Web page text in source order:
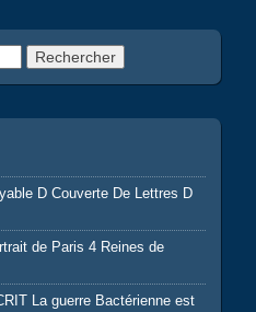
D Couverte De Lettres D
de Paris 4 Reines de
La guerre Bactérienne est